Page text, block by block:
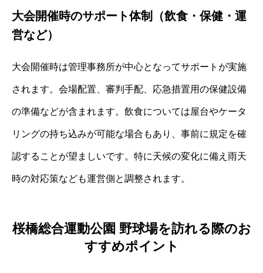
大会開催時のサポート体制（飲食・保健・運
営など）
大会開催時は管理事務所が中心となってサポートが実施
されます。会場配置、審判手配、応急措置用の保健設備
の準備などが含まれます。飲食については屋台やケータ
リングの持ち込みが可能な場合もあり、事前に規定を確
認することが望ましいです。特に天候の変化に備え雨天
時の対応策なども運営側と調整されます。
桜橋総合運動公園 野球場を訪れる際のお
すすめポイント